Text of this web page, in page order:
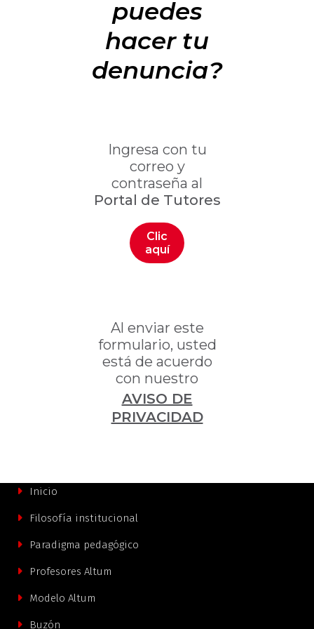
puedes
hacer tu
denuncia?
Ingresa con tu
correo y
contraseña al
Portal de Tutores
Clic
aquí
Al enviar este
formulario, usted
está de acuerdo
con nuestro
AVISO DE
PRIVACIDAD
Inicio
Filosofía institucional
Paradigma pedagógico
Profesores Altum
Modelo Altum
Buzón